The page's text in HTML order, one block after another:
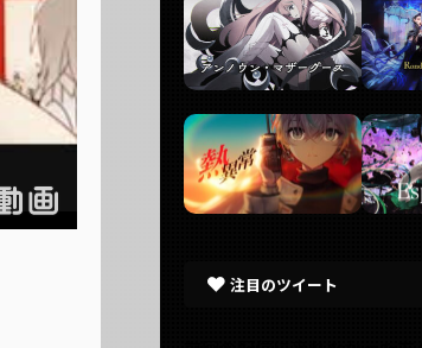
注目のツイート